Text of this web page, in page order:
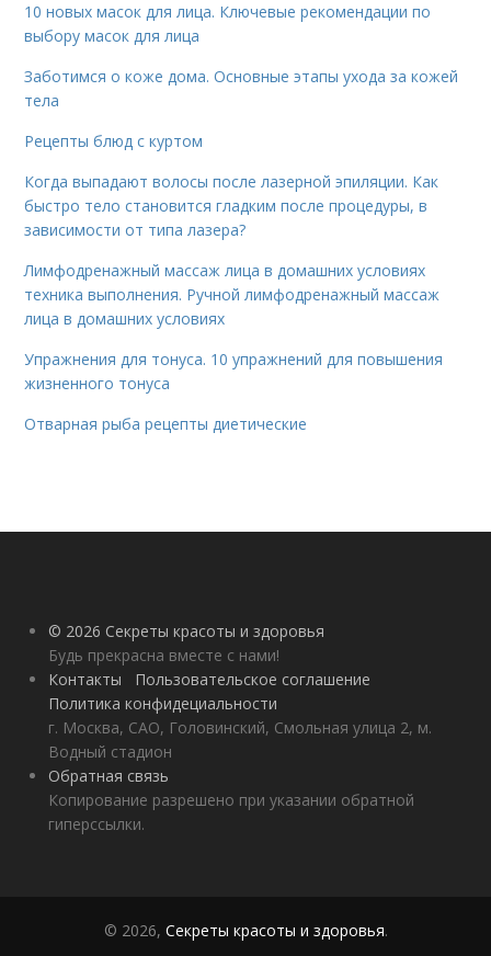
10 новых масок для лица. Ключевые рекомендации по
выбору масок для лица
Заботимся о коже дома. Основные этапы ухода за кожей
тела
Рецепты блюд с куртом
Когда выпадают волосы после лазерной эпиляции. Как
быстро тело становится гладким после процедуры, в
зависимости от типа лазера?
Лимфодренажный массаж лица в домашних условиях
техника выполнения. Ручной лимфодренажный массаж
лица в домашних условиях
Упражнения для тонуса. 10 упражнений для повышения
жизненного тонуса
Отварная рыба рецепты диетические
© 2026 Секреты красоты и здоровья
Будь прекрасна вместе с нами!
Контакты
Пользовательское соглашение
Политика конфидециальности
г. Москва, САО, Головинский, Смольная улица 2, м.
Водный стадион
Обратная связь
Копирование разрешено при указании обратной
гиперссылки.
© 2026, Секреты красоты и здоровья.